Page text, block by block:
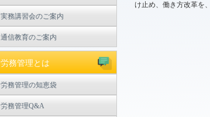
け止め、働き方改革を
実務講習会のご案内
通信教育のご案内
労務管理とは
労務管理の知恵袋
労務管理Q&A